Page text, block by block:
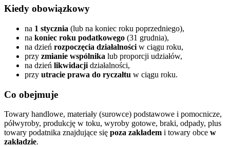
Kiedy obowiązkowy
na 1 stycznia (lub na koniec roku poprzedniego),
na koniec roku podatkowego (31 grudnia),
na dzień rozpoczęcia działalności w ciągu roku,
przy zmianie wspólnika lub proporcji udziałów,
na dzień likwidacji działalności,
przy utracie prawa do ryczałtu w ciągu roku.
Co obejmuje
Towary handlowe, materiały (surowce) podstawowe i pomocnicze,
półwyroby, produkcję w toku, wyroby gotowe, braki, odpady, plus
towary podatnika znajdujące się poza zakładem i towary obce w
zakładzie.